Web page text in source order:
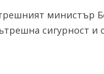
министър
сигурност и